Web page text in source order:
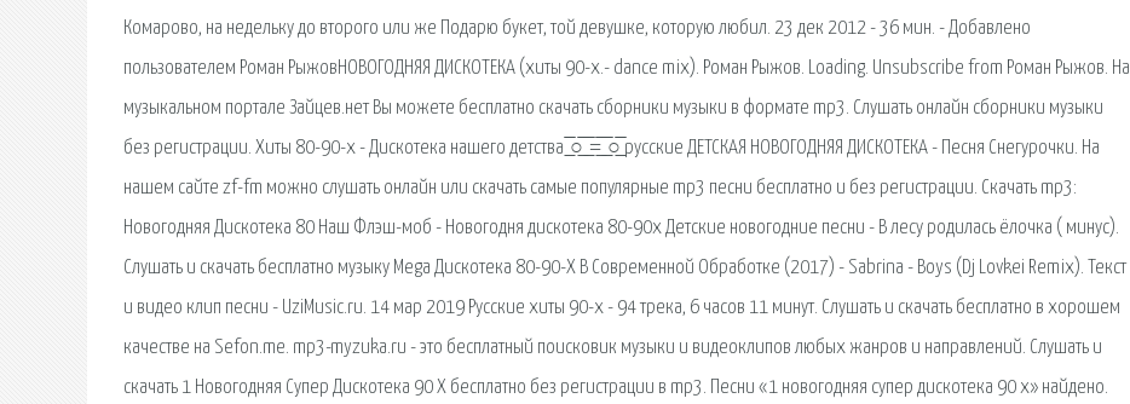
Комарово, на недельку до второго или же Подарю букет, той девушке, которую любил. 23 дек 2012 - 36 мин. - Добавлено
пользователем Роман РыжовНОВОГОДНЯЯ ДИСКОТЕКА (хиты 90-х.- dance mix). Роман Рыжов. Loading. Unsubscribe from Роман Рыжов. На
музыкальном портале Зайцев.нет Вы можете бесплатно скачать сборники музыки в формате mp3. Слушать онлайн сборники музыки
без регистрации. Хиты 80-90-х - Дискотека нашего детства ̲̅̅○̲̅̅ ̲̅̅=̲̅̅ ̲̅̅○̲̅̅ русские ДЕТСКАЯ НОВОГОДНЯЯ ДИСКОТЕКА - Песня Снегурочки. На
нашем сайте zf-fm можно слушать онлайн или скачать самые популярные mp3 песни бесплатно и без регистрации. Скачать mp3:
Новогодняя Дискотека 80 Наш Флэш-моб - Новогодня дискотека 80-90х Детские новогодние песни - В лесу родилась ёлочка ( минус).
Слушать и скачать бесплатно музыку Mega Дискотека 80-90-Х В Современной Обработке (2017) - Sabrina - Boys (Dj Lovkei Remix). Текст
и видео клип песни - UziMusic.ru. 14 мар 2019 Русские хиты 90-х - 94 трека, 6 часов 11 минут. Слушать и скачать бесплатно в хорошем
качестве на Sefon.me. mp3-myzuka.ru - это бесплатный поисковик музыки и видеоклипов любых жанров и направлений. Cлушать и
скачать 1 Новогодняя Супер Дискотека 90 Х бесплатно без регистрации в mp3. Песни «1 новогодняя супер дискотека 90 х» найдено.